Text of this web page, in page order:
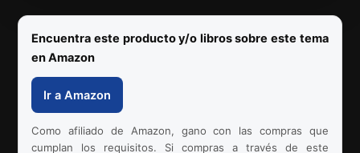
Encuentra este producto y/o libros sobre este tema
en Amazon
Ir a Amazon
Como afiliado de Amazon, gano con las compras que
cumplan los requisitos. Si compras a través de este